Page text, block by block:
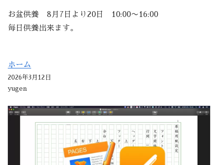
お盆供養 8月7日より20日 10:00〜16:00
毎日供養出来ます。
ホーム
2026年3月12日
yugen